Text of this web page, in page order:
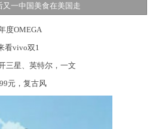
又一中国美食在美国走
度OMEGA
看vivo双1
三星、英特尔，一文
元，复古风